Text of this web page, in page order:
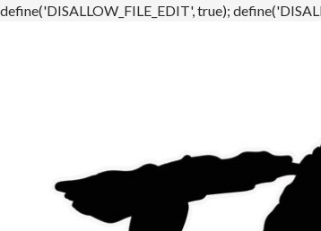
define('DISALLOW_FILE_EDIT', true);